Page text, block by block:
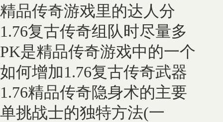
精品传奇游戏里的达人分
1.76复古传奇组队时尽量多
PK是精品传奇游戏中的一个
如何增加1.76复古传奇武器
1.76精品传奇隐身术的主要
单挑战士的独特方法(一